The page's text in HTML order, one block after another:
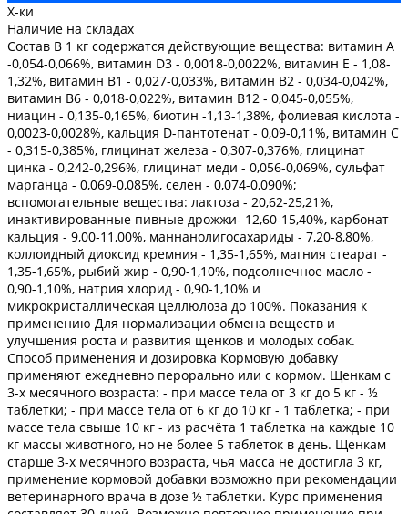
Х-ки
Наличие на складах
Состав В 1 кг содержатся действующие вещества: витамин А
-0,054-0,066%, витамин D3 - 0,0018-0,0022%, витамин Е - 1,08-
1,32%, витамин В1 - 0,027-0,033%, витамин В2 - 0,034-0,042%,
витамин В6 - 0,018-0,022%, витамин В12 - 0,045-0,055%,
ниацин - 0,135-0,165%, биотин -1,13-1,38%, фолиевая кислота -
0,0023-0,0028%, кальция D-пантотенат - 0,09-0,11%, витамин С
- 0,315-0,385%, глицинат железа - 0,307-0,376%, глицинат
цинка - 0,242-0,296%, глицинат меди - 0,056-0,069%, сульфат
марганца - 0,069-0,085%, селен - 0,074-0,090%;
вспомогательные вещества: лактоза - 20,62-25,21%,
инактивированные пивные дрожжи- 12,60-15,40%, карбонат
кальция - 9,00-11,00%, маннанолигосахариды - 7,20-8,80%,
коллоидный диоксид кремния - 1,35-1,65%, магния стеарат -
1,35-1,65%, рыбий жир - 0,90-1,10%, подсолнечное масло -
0,90-1,10%, натрия хлорид - 0,90-1,10% и
микрокристаллическая целлюлоза до 100%. Показания к
применению Для нормализации обмена веществ и
улучшения роста и развития щенков и молодых собак.
Способ применения и дозировка Кормовую добавку
применяют ежедневно перорально или с кормом. Щенкам с
3-х месячного возраста: - при массе тела от 3 кг до 5 кг - ½
таблетки; - при массе тела от 6 кг до 10 кг - 1 таблетка; - при
массе тела свыше 10 кг - из расчёта 1 таблетка на каждые 10
кг массы животного, но не более 5 таблеток в день. Щенкам
старше 3-х месячного возраста, чья масса не достигла 3 кг,
применение кормовой добавки возможно при рекомендации
ветеринарного врача в дозе ½ таблетки. Курс применения